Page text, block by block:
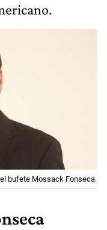
bufete Mossack Fonseca.